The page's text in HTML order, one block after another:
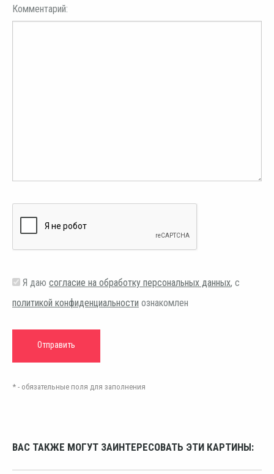
Комментарий:
Я даю согласие на обработку персональных данных, с
политикой конфиденциальности ознакомлен
* - обязательные поля для заполнения
ВАС ТАКЖЕ МОГУТ ЗАИНТЕРЕСОВАТЬ ЭТИ КАРТИНЫ: